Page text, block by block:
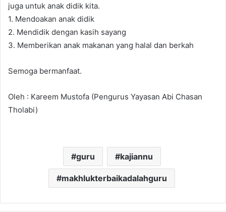
juga untuk anak didik kita.
1. Mendoakan anak didik
2. Mendidik dengan kasih sayang
3. Memberikan anak makanan yang halal dan berkah
Semoga bermanfaat.
Oleh : Kareem Mustofa (Pengurus Yayasan Abi Chasan
Tholabi)
guru kajiannu
makhlukterbaikadalahguru